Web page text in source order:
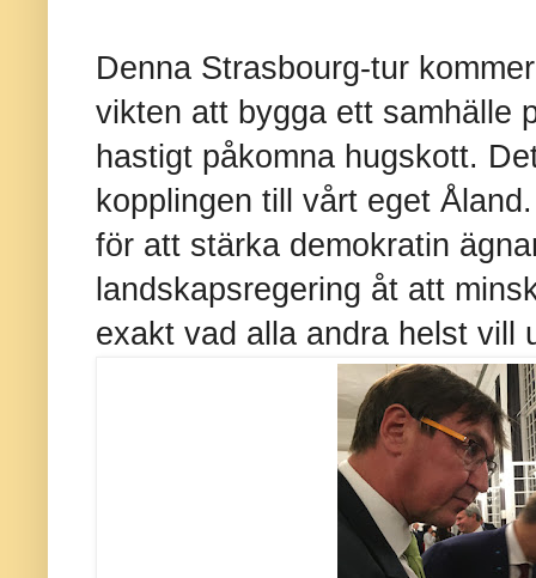
Denna Strasbourg-tur
vikten att bygga ett samhälle
hastigt påkomna hugskott.
kopplingen till vårt eget
för att stärka demokratin
landskapsregering åt att
exakt vad alla andra helst vill